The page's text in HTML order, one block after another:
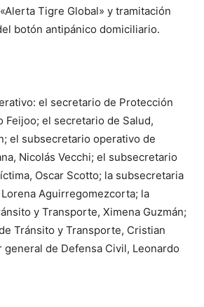
Tigre Global» y tramitación
botón antipánico domiciliario.
el secretario de Protección
Feijoo; el secretario de Salud,
el subsecretario operativo de
Nicolás Vecchi; el subsecretario
Oscar Scotto; la subsecretaria
Aguirregomezcorta; la
y Transporte, Ximena Guzmán;
Tránsito y Transporte, Cristian
de Defensa Civil, Leonardo